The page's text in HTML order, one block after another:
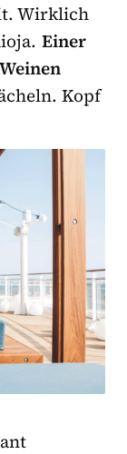
Wirklich
Einer
Kopf